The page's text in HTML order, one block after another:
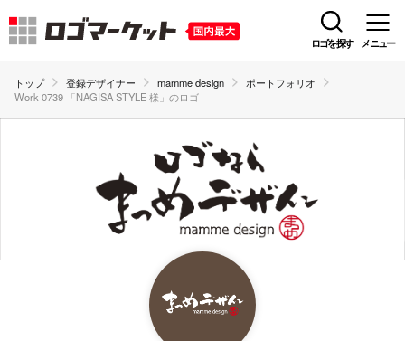
ロゴを探す メニュー
トップ 登録デザイナー mamme design
ポートフォリオ
Work 0739 「NAGISA STYLE 様」のロゴ